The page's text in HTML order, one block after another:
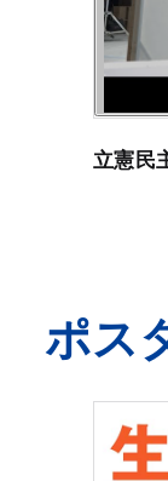
立憲民
ポス